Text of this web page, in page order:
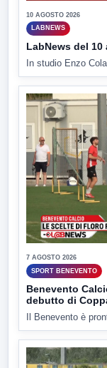
10 AGOSTO 2026
LABNEWS
LabNews del 10
In studio Enzo
7 AGOSTO 2026
SPORT BENEVENTO
Benevento
debutto di
Il Benevento è